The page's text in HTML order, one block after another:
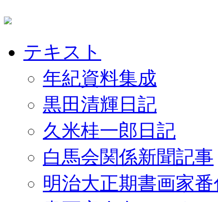
テキスト
年紀資料集成
黒田清輝日記
久米桂一郎日記
白馬会関係新聞記事
明治大正期書画家